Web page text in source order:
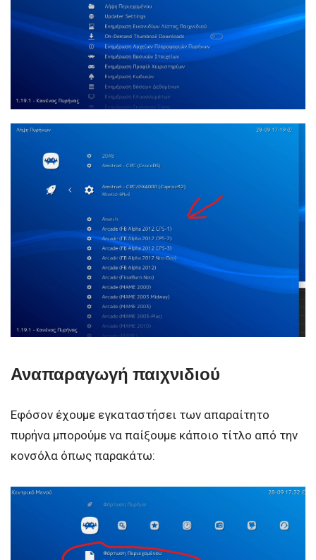
Αναπαραγωγή παιχνιδιού
Εφόσον έχουμε εγκαταστήσει των απαραίτητο
πυρήνα μπορούμε να παίξουμε κάποιο τίτλο από την
κονσόλα όπως παρακάτω: